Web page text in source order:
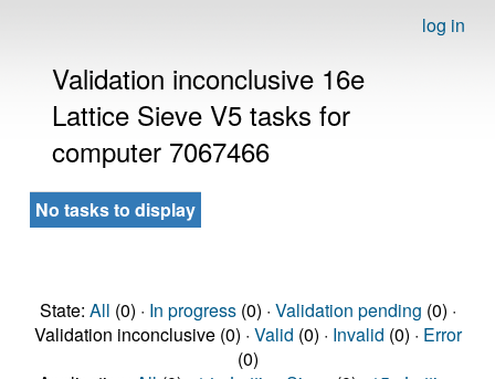
log in
Validation inconclusive 16e
Lattice Sieve V5 tasks for
computer 7067466
No tasks to display
State: All (0) · In progress(0) · Validation pending (0) ·
Validation inconclusive (0) · Valid (0) · Invalid (0) · Error
(0)